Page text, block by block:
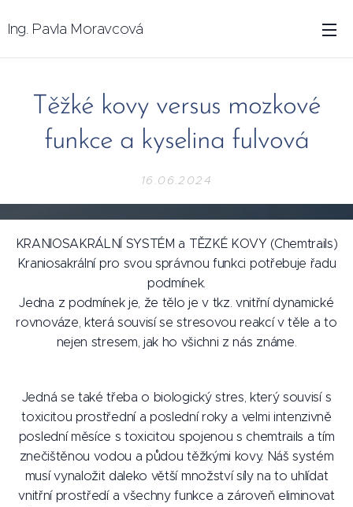
Ing. Pavla Moravcová
Těžké kovy versus mozkové
funkce a kyselina fulvová
16.06.2024
KRANIOSAKRÁLNÍ SYSTÉM a TĚZKÉ KOVY (Chemtrails)
Kraniosakrální pro svou správnou funkci potřebuje řadu
podmínek.
Jedna z podmínek je, že tělo je v tkz. vnitřní dynamické
rovnováze, která souvisí se stresovou reakcí v těle a to
nejen stresem, jak ho všichni z nás známe.
Jedná se také třeba o biologický stres, který souvisí s
toxicitou prostřední a poslední roky a velmi intenzivně
poslední měsíce s toxicitou spojenou s chemtrails a tím
znečištěnou vodou a půdou těžkými kovy. Náš systém
musí vynaložit daleko větší množství síly na to uhlídat
vnitřní prostředí a všechny funkce a zároveň eliminovat